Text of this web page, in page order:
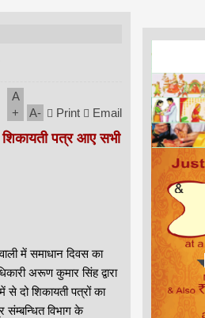
A
+
A- Print Email
शिकायती पत्र आए सभी
में समाधान दिवस का
अरूण कुमार सिंह द्वारा
दो शिकायती पत्रों का
संम्बन्धित विभाग के